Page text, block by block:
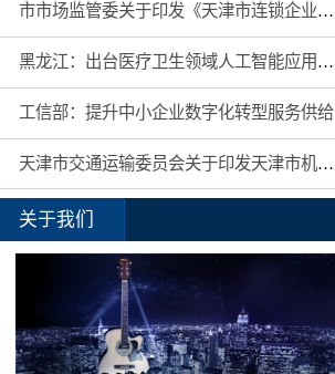
市市场监管委关于印发《天津市连锁企业食品经营许可“先证后核”信用承诺审批实施办法》的通知
黑龙江：出台医疗卫生领域人工智能应用工作实施方案
工信部：提升中小企业数字化转型服务供给
天津市交通运输委员会关于印发天津市机动车驾驶员培训机构及教练员综合信用评价管理办法的通知
关于我们